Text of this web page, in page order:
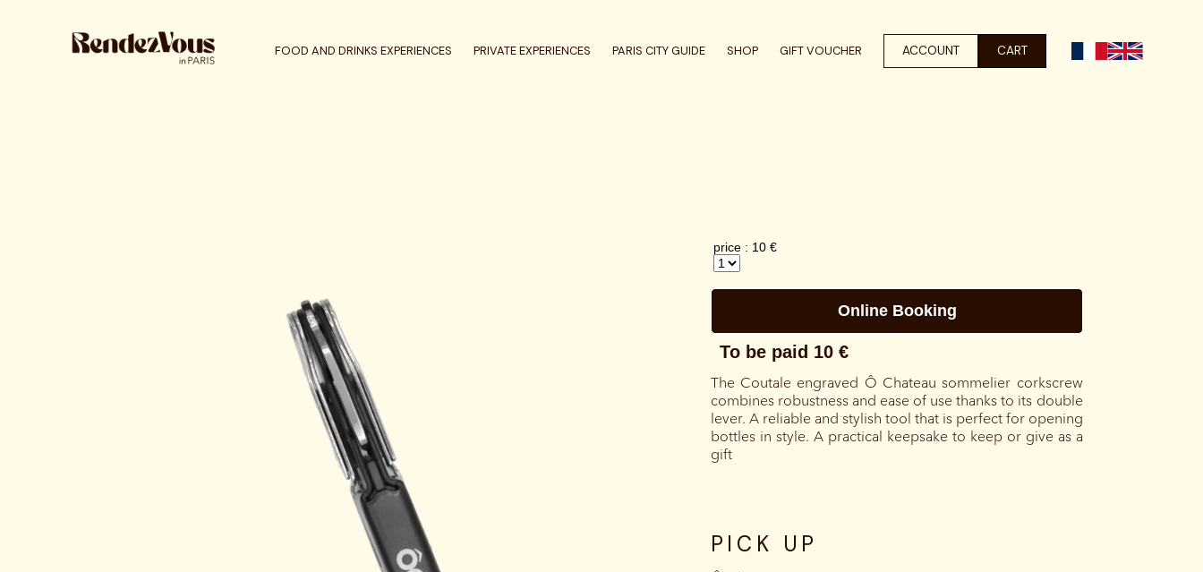
FOOD AND DRINKS EXPERIENCES PRIVATE EXPERIENCES PARIS CITY GUIDE SHOP GIFT VOUCHER ACCOUNT CART
The Coutale engraved Ô Chateau sommelier corkscrew
combines robustness and ease of use thanks to its double
lever. A reliable and stylish tool that is perfect for opening
bottles in style. A practical keepsake to keep or give as a
gift
PICK UP